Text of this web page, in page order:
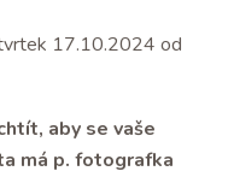
17.10.2024 od
aby se vaše
má p. fotografka